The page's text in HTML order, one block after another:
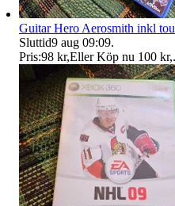
Guitar Hero Aerosmith inkl
Sluttid9 aug 09:09.
Pris:98 kr,Eller Köp nu 100 kr,.